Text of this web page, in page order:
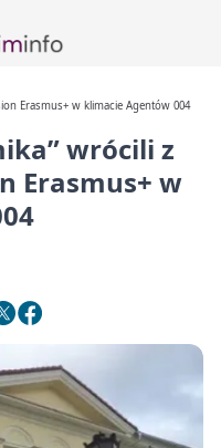
Erasmus+ w klimacie Agentów 004
wrócili z
Erasmus+ w